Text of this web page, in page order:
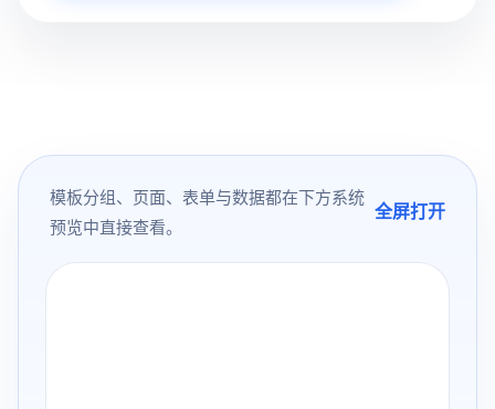
模板分组、页面、表单与数据都在下方系统
预览中直接查看。
全屏打开